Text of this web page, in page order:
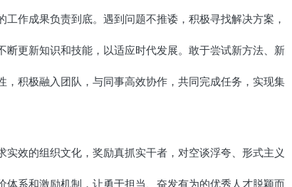
工作成果负责到底。遇到问题不推诿，积极寻找解决方案，
断更新知识和技能，以适应时代发展。敢于尝试新方法、新
，积极融入团队，与同事高效协作，共同完成任务，实现集
实效的组织文化，奖励真抓实干者，对空谈浮夸、形式主义
体系和激励机制，让勇于担当、奋发有为的优秀人才脱颖而